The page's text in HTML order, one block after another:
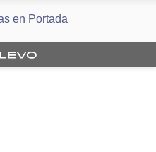
en Portada